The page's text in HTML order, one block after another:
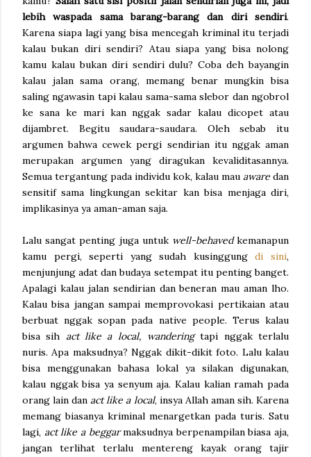
lebih waspada sama barang-barang dan diri sendiri.
Karena siapa lagi yang bisa mencegah kriminal itu terjadi
kalau bukan diri sendiri? Atau siapa yang bisa nolong
kamu kalau bukan diri sendiri dulu? Coba deh bayangin
kalau jalan sama orang, memang benar mungkin bisa
saling ngawasin tapi kalau sama-sama slebor dan ngobrol
ke sana ke mari kan nggak sadar kalau dicopet atau
dijambret. Begitu saudara-saudara. Oleh sebab itu
argumen bahwa cewek pergi sendirian itu nggak aman
merupakan argumen yang diragukan kevaliditasannya.
Semua tergantung pada individu kok, kalau mau aware dan
sensitif sama lingkungan sekitar kan bisa menjaga diri,
implikasinya ya aman-aman saja.
Lalu sangat penting juga untuk well-behavedkemanapun
kamu pergi, seperti yang sudah kusinggungdi sini,
menjunjung adat dan budaya setempat itu penting banget.
Apalagi kalau jalan sendirian dan beneran mau aman lho.
Kalau bisa jangan sampai memprovokasi pertikaian atau
berbuat nggak sopan pada native people. Terus kalau
bisa sih act like a local, wanderingtapi nggak terlalu
nuris. Apa maksudnya? Nggak dikit-dikit foto. Lalu kalau
bisa menggunakan bahasa lokal ya silakan digunakan,
kalau nggak bisa ya senyum aja. Kalau kalian ramah pada
orang lain danact like a local, insya Allah aman sih. Karena
memang biasanya kriminal menargetkan pada turis. Satu
lagi, act like a beggarmaksudnya berpenampilan biasa aja,
jangan terlihat terlalu mentereng kayak orang tajir